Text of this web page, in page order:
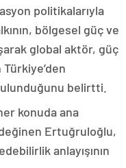
politikalarıyla
bölgesel güç ve
global aktör, güç
belirtti.
konuda ana
Ertuğruloğlu,
anlayışının